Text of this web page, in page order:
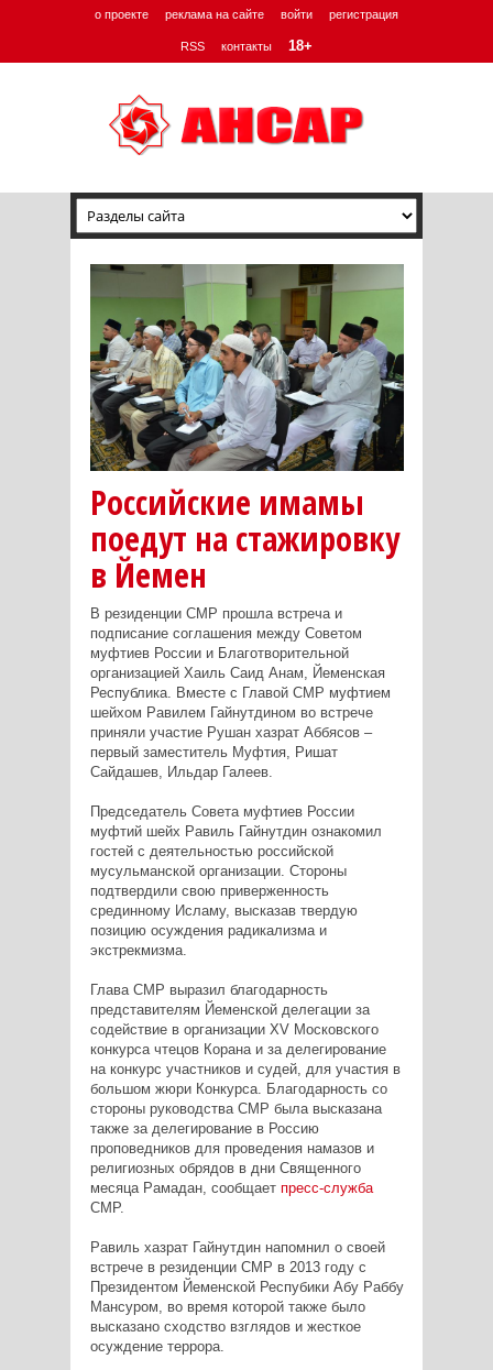
о проекте реклама на сайте войти регистрация
RSS контакты 18+
Российские имамы
поедут на стажировку
в Йемен
В резиденции СМР прошла встреча и
подписание соглашения между Советом
муфтиев России и Благотворительной
организацией Хаиль Саид Анам, Йеменская
Республика. Вместе с Главой СМР муфтием
шейхом Равилем Гайнутдином во встрече
приняли участие Рушан хазрат Аббясов –
первый заместитель Муфтия, Ришат
Сайдашев, Ильдар Галеев.
Председатель Совета муфтиев России
муфтий шейх Равиль Гайнутдин ознакомил
гостей с деятельностью российской
мусульманской организации. Стороны
подтвердили свою приверженность
срединному Исламу, высказав твердую
позицию осуждения радикализма и
экстрекмизма.
Глава СМР выразил благодарность
представителям Йеменской делегации за
содействие в организации XV Московского
конкурса чтецов Корана и за делегирование
на конкурс участников и судей, для участия в
большом жюри Конкурса. Благодарность со
стороны руководства СМР была высказана
также за делегирование в Россию
проповедников для проведения намазов и
религиозных обрядов в дни Священного
месяца Рамадан, сообщает пресс-служба
СМР.
Равиль хазрат Гайнутдин напомнил о своей
встрече в резиденции СМР в 2013 году с
Президентом Йеменской Респубики Абу Раббу
Мансуром, во время которой также было
высказано сходство взглядов и жесткое
осуждение террора.